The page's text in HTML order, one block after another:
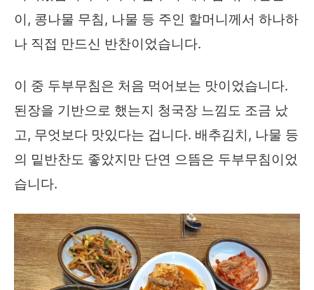
이, 콩나물 무침, 나물 등 주인 할머니께서 하나하
나 직접 만드신 반찬이었습니다.
이 중 두부무침은 처음 먹어보는 맛이었습니다.
된장을 기반으로 했는지 청국장 느낌도 조금 났
고, 무엇보다 맛있다는 겁니다. 배추김치, 나물 등
의 밑반찬도 좋았지만 단연 으뜸은 두부무침이었
습니다.